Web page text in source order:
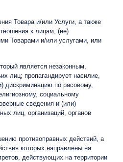
Товара и/или Услуги, а также
к лицам, (не)
Товарами и/или услугами, или
является незаконным,
лиц; пропагандирует насилие,
дискриминацию по расовому,
социальному
сведения и (или)
лиц, организаций, органов
противоправных действий, а
которых направлены на
действующих на территории